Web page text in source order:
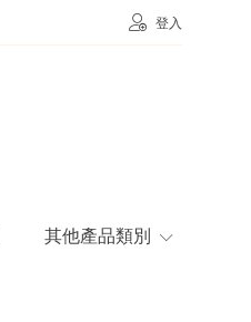
登入
其他產品類別